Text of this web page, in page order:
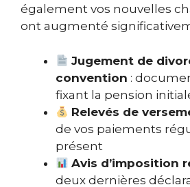
également vos nouvelles
ont augmenté
Jugement de
convention :
fixant la pension
Relevés de
de vos paiements
présent
Avis d’imposition
deux dernières